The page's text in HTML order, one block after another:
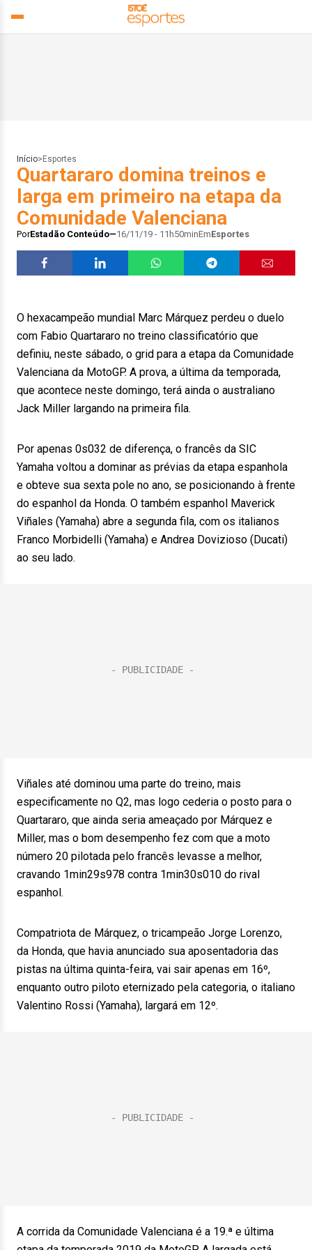
Início> Esportes
Quartararo domina treinos e
larga em primeiro na etapa da
Comunidade Valenciana
PorEstadão Conteúdo 16/11/19 - 11h50minEmEsportes
O hexacampeão mundial Marc Márquez perdeu o duelo
com Fabio Quartararo no treino classificatório que
definiu, neste sábado, o grid para a etapa da Comunidade
Valenciana da MotoGP. A prova, a última da temporada,
que acontece neste domingo, terá ainda o australiano
Jack Miller largando na primeira fila.
Por apenas 0s032 de diferença, o francês da SIC
Yamaha voltou a dominar as prévias da etapa espanhola
e obteve sua sexta pole no ano, se posicionando à frente
do espanhol da Honda. O também espanhol Maverick
Viñales (Yamaha) abre a segunda fila, com os italianos
Franco Morbidelli (Yamaha) e Andrea Dovizioso (Ducati)
ao seu lado.
Viñales até dominou uma parte do treino, mais
especificamente no Q2, mas logo cederia o posto para o
Quartararo, que ainda seria ameaçado por Márquez e
Miller, mas o bom desempenho fez com que a moto
número 20 pilotada pelo francês levasse a melhor,
cravando 1min29s978 contra 1min30s010 do rival
espanhol.
Compatriota de Márquez, o tricampeão Jorge Lorenzo,
da Honda, que havia anunciado sua aposentadoria das
pistas na última quinta-feira, vai sair apenas em 16º,
enquanto outro piloto eternizado pela categoria, o italiano
Valentino Rossi (Yamaha), largará em 12º.
A corrida da Comunidade Valenciana é a 19.ª e última